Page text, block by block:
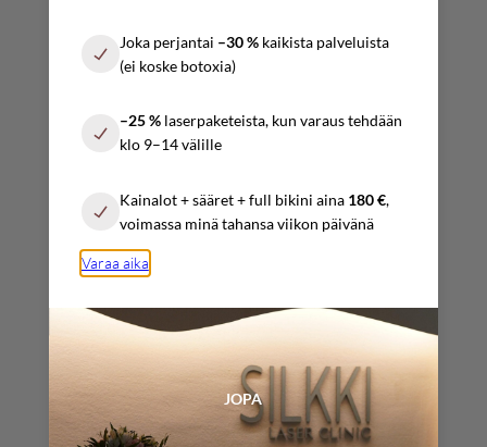
Joka perjantai –30 %kaikista palveluista
(ei koske botoxia)
–25 % laserpaketeista, kun varaus tehdään
klo 9–14 välille
Kainalot + sääret + full bikini aina 180 €,
voimassa minä tahansa viikon päivänä
Varaa aika
JOPA
10:00 – 17:00
10:00 – 17:00
Sopimuksen mukaan
info@silkkilaserclinic.fi
varaukset@ silkkilaserclinic.fi